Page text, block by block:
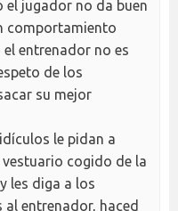
el jugador no da buen
comportamiento
entrenador no es
de los
su mejor
le pidan a
cogido de la
les diga a los
entrenador, haced